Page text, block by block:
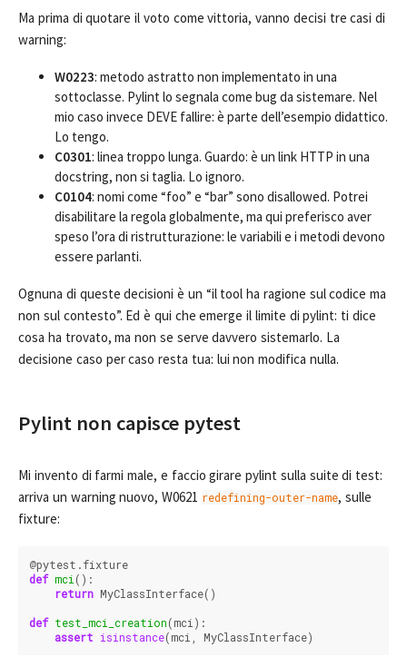
Ma prima di quotare il voto come vittoria, vanno decisi tre casi di
warning:
W0223: metodo astratto non implementato in una
sottoclasse. Pylint lo segnala come bug da sistemare. Nel
mio caso invece DEVE fallire: è parte dell’esempio didattico.
Lo tengo.
C0301: linea troppo lunga. Guardo: è un link HTTP in una
docstring, non si taglia. Lo ignoro.
C0104: nomi come “foo” e “bar” sono disallowed. Potrei
disabilitare la regola globalmente, ma qui preferisco aver
speso l’ora di ristrutturazione: le variabili e i metodi devono
essere parlanti.
Ognuna di queste decisioni è un “il tool ha ragione sul codice ma
non sul contesto”. Ed è qui che emerge il limite di pylint: ti dice
cosa ha trovato, ma non se serve davvero sistemarlo. La
decisione caso per caso resta tua: lui non modifica nulla.
Pylint non capisce pytest
Mi invento di farmi male, e faccio girare pylint sulla suite di test:
arriva un warning nuovo, W0621 redefining-outer-name, sulle
fixture:
@pytest .fixture
def mci():
return MyClassInterface()
def test_mci_creation(mci):
assert isinstance(mci , MyClassInterface)